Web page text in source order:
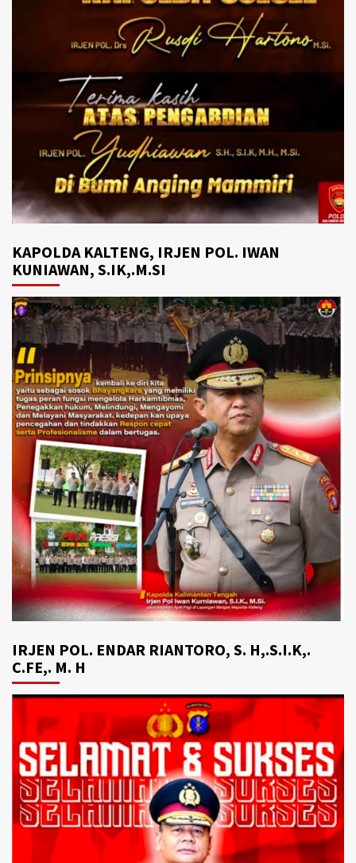
KAPOLDA KALTENG, IRJEN POL. IWAN
KUNIAWAN, S.IK,.M.SI
IRJEN POL. ENDAR RIANTORO, S. H,.S.I.K,.
C.FE,. M. H